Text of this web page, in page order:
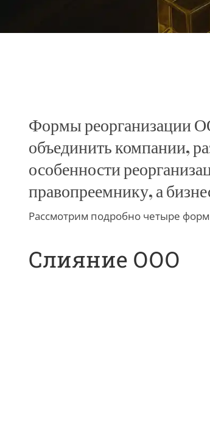
Формы реорганизации
объединить компании,
особенности
правопреемнику, а
Рассмотрим подробно четыре
Слияние ООО